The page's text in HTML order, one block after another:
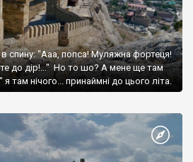
спину: "Ааа, попса! Муляжна фортеця!
до дір!..." Но то шо? А мене ще там
там нічого... принаймні до цього літа.